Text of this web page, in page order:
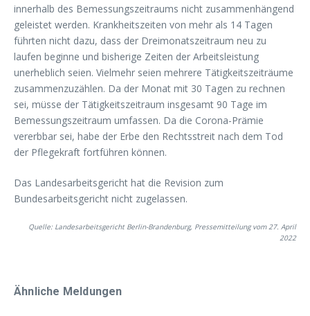
innerhalb des Bemessungszeitraums nicht zusammenhängend
geleistet werden. Krankheitszeiten von mehr als 14 Tagen
führten nicht dazu, dass der Dreimonatszeitraum neu zu
laufen beginne und bisherige Zeiten der Arbeitsleistung
unerheblich seien. Vielmehr seien mehrere Tätigkeitszeiträume
zusammenzuzählen. Da der Monat mit 30 Tagen zu rechnen
sei, müsse der Tätigkeitszeitraum insgesamt 90 Tage im
Bemessungszeitraum umfassen. Da die Corona-Prämie
vererbbar sei, habe der Erbe den Rechtsstreit nach dem Tod
der Pflegekraft fortführen können.
Das Landesarbeitsgericht hat die Revision zum
Bundesarbeitsgericht nicht zugelassen.
Quelle: Landesarbeitsgericht Berlin-Brandenburg, Pressemitteilung vom 27. April
2022
Ähnliche Meldungen